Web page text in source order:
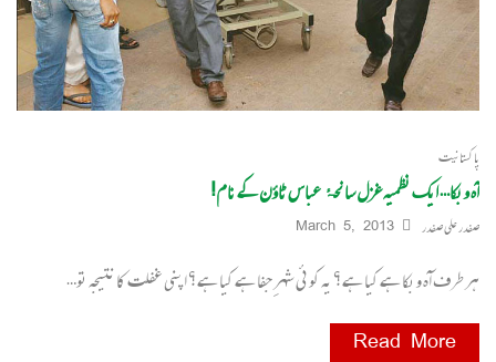
پاکستانیت
آہ و بکا… ایک نظمیہ غزل سانحۂ عباس ٹاؤن کے نام‎!
صفدر علی صفدر March 5, 2013
ہر طرف آہ و بکا ہے کیا ہے؟ یہ کوئی شہرِ جفا ہے کیا ہے؟ اپنی غفلت کا نتیجہ تو…
Read More